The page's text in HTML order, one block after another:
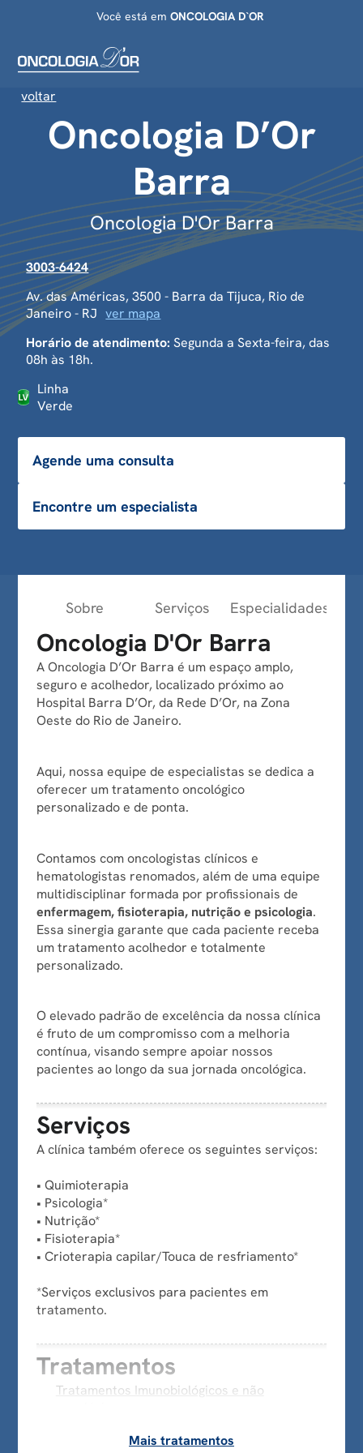
Você está em ONCOLOGIA D`OR
voltar
Oncologia D’Or
Barra
Oncologia D'Or Barra
3003-6424
Av. das Américas, 3500 - Barra da Tijuca, Rio de
Janeiro - RJ ver mapa
Horário de atendimento: Segunda a Sexta-feira, das
08h às 18h.
Linha
Verde
Agende uma consulta
Encontre um especialista
Sobre Serviços Especialidades
Oncologia D'Or Barra
A Oncologia D’Or Barra é um espaço amplo,
seguro e acolhedor, localizado próximo ao
Hospital Barra D’Or, da Rede D’Or, na Zona
Oeste do Rio de Janeiro.
Aqui, nossa equipe de especialistas se dedica a
oferecer um tratamento oncológico
personalizado e de ponta.
Contamos com oncologistas clínicos e
hematologistas renomados, além de uma equipe
multidisciplinar formada por profissionais de
enfermagem, fisioterapia, nutrição e psicologia.
Essa sinergia garante que cada paciente receba
um tratamento acolhedor e totalmente
personalizado.
O elevado padrão de excelência da nossa clínica
é fruto de um compromisso com a melhoria
contínua, visando sempre apoiar nossos
pacientes ao longo da sua jornada oncológica.
Serviços
A clínica também oferece os seguintes serviços:
• Quimioterapia
• Psicologia*
• Nutrição*
• Fisioterapia*
• Crioterapia capilar/Touca de resfriamento*
*Serviços exclusivos para pacientes em
tratamento.
Tratamentos
Tratamentos Imunobiológicos e não
Mais tratamentos